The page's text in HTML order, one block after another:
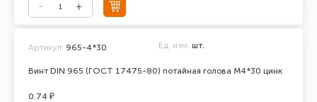
Винт DIN 965 (ГОСТ 17475-80) потайная голова М4*30 цинк
Артикул: 965-4*30 Ед. изм. шт.
0.74 ₽